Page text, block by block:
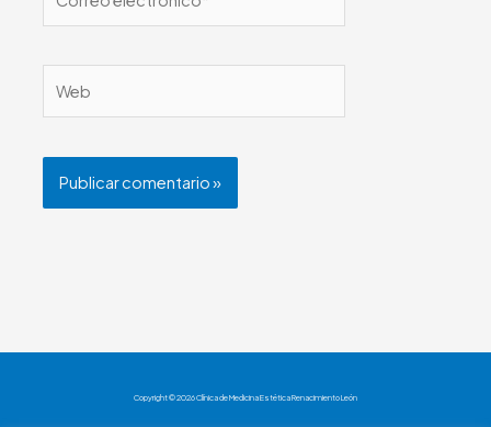
electrónico*
Copyright © 2026 Clínica de Medicina Estética Renacimiento León